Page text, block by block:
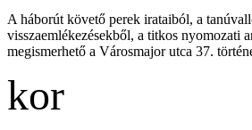
A háborút követő perek irataiból, a
visszaemlékezésekből, a titkos nyomozati
megismerhető a Városmajor utca 37.